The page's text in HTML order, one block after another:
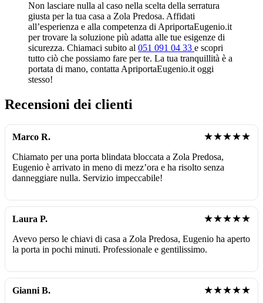
Non lasciare nulla al caso nella scelta della serratura
giusta per la tua casa a Zola Predosa. Affidati
all’esperienza e alla competenza di ApriportaEugenio.it
per trovare la soluzione più adatta alle tue esigenze di
sicurezza. Chiamaci subito al 051 091 04 33 e scopri
tutto ciò che possiamo fare per te. La tua tranquillità è a
portata di mano, contatta ApriportaEugenio.it oggi
stesso!
Recensioni dei clienti
Marco R. ★★★★★
Chiamato per una porta blindata bloccata a Zola Predosa,
Eugenio è arrivato in meno di mezz’ora e ha risolto senza
danneggiare nulla. Servizio impeccabile!
Laura P. ★★★★★
Avevo perso le chiavi di casa a Zola Predosa, Eugenio ha aperto
la porta in pochi minuti. Professionale e gentilissimo.
Gianni B. ★★★★★